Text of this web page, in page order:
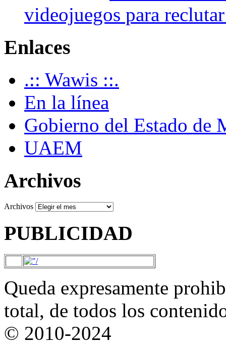
videojuegos para
Enlaces
.:: Wawis ::.
En la línea
Gobierno del Estado de
UAEM
Archivos
Archivos
PUBLICIDAD
Queda expresamente
total, de todos los
© 2010-2024